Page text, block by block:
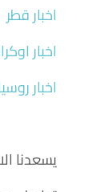
اخبار قطر
اخبار
اخبار
يسعدنا